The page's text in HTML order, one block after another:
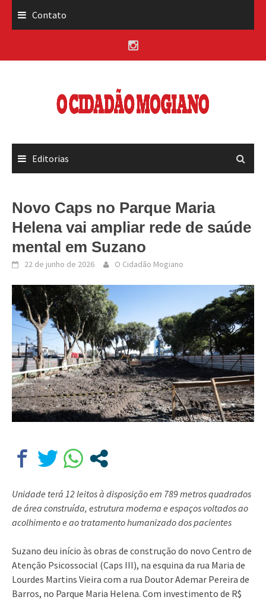
Contato
Editorias
Novo Caps no Parque Maria
Helena vai ampliar rede de saúde
mental em Suzano
22 de junho de 2026 O Cidadão Mogiano
Unidade terá 12 leitos à disposição em 789 metros quadrados
de área construída, estrutura moderna e espaços voltados ao
acolhimento e ao tratamento humanizado dos pacientes
Suzano deu início às obras de construção do novo Centro de
Atenção Psicossocial (Caps III), na esquina da rua Maria de
Lourdes Martins Vieira com a rua Doutor Ademar Pereira de
Barros, no Parque Maria Helena. Com investimento de R$